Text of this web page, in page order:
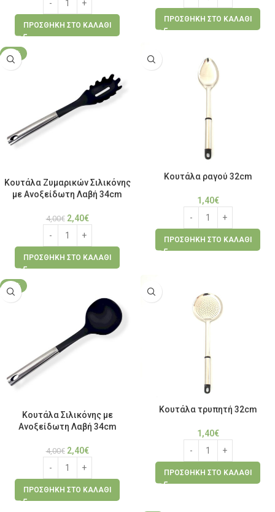
ΠΡΟΣΘΉΚΗ ΣΤΟ ΚΑΛΆΘΙ
ΠΡΟΣΘΉΚΗ ΣΤΟ ΚΑΛΆΘΙ
-40%
Κουτάλα Ζυμαρικών Σιλικόνης
με Ανοξείδωτη Λαβή 34cm
4,00€ 2,40€
ΠΡΟΣΘΉΚΗ ΣΤΟ ΚΑΛΆΘΙ
Κουτάλα ραγού 32cm
1,40€
ΠΡΟΣΘΉΚΗ ΣΤΟ ΚΑΛΆΘΙ
-40%
Κουτάλα Σιλικόνης με
Ανοξείδωτη Λαβή 34cm
4,00€ 2,40€
ΠΡΟΣΘΉΚΗ ΣΤΟ ΚΑΛΆΘΙ
Κουτάλα τρυπητή 32cm
1,40€
ΠΡΟΣΘΉΚΗ ΣΤΟ ΚΑΛΆΘΙ